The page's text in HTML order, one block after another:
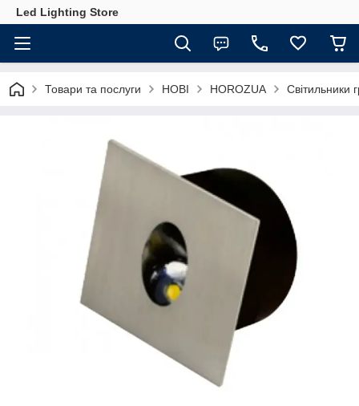
Led Lighting Store
Товари та послуги НОВІ HOROZUA Світильники